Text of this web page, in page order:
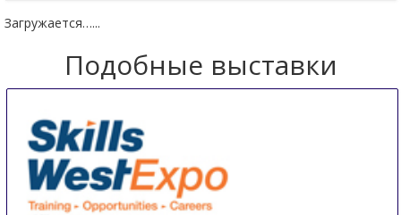
Загружается…...
Подобные выставки